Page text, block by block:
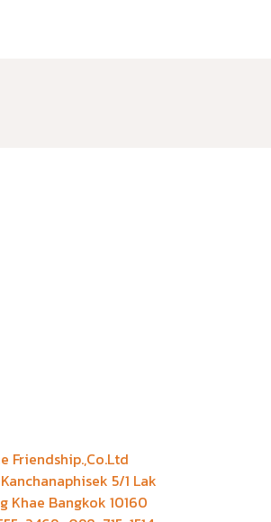
Friendship.,Co.Ltd
5/1 Lak
Khae Bangkok 10160